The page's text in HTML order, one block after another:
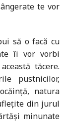
te vor
să o facă cu
îi vor vorbi
tăcere.
pustnicilor,
natura
din jurul
minunate